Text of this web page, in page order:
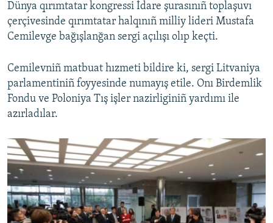
Dünya qırımtatar kongressi İdare şurasınıñ toplaşuvı
çerçivesinde qırımtatar halqınıñ milliy lideri Mustafa
Cemilevge bağışlanğan sergi açılışı olıp keçti.
Cemilevniñ matbuat hızmeti bildire ki, sergi Litvaniya
parlamentiniñ foyyesinde numayış etile. Onı Birdemlik
Fondu ve Poloniya Tış işler nazirliginiñ yardımı ile
azırladılar.